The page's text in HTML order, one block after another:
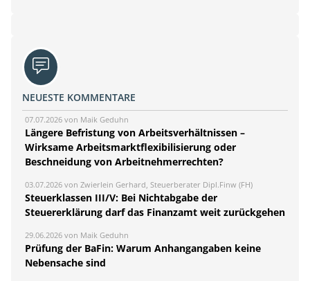
NEUESTE KOMMENTARE
07.07.2026 von Maik Geduhn
Längere Befristung von Arbeitsverhältnissen –
Wirksame Arbeitsmarktflexibilisierung oder
Beschneidung von Arbeitnehmerrechten?
03.07.2026 von Zwierlein Gerhard, Steuerberater Dipl.Finw (FH)
Steuerklassen III/V: Bei Nichtabgabe der
Steuererklärung darf das Finanzamt weit zurückgehen
29.06.2026 von Maik Geduhn
Prüfung der BaFin: Warum Anhangangaben keine
Nebensache sind